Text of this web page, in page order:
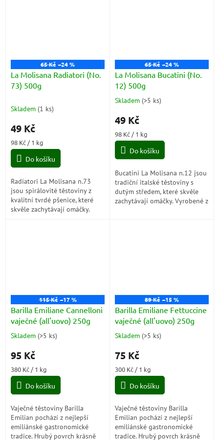
65 Kč –24 %
La Molisana Radiatori (No.
73) 500g
Skladem (1 ks)
49 Kč
Měrná
cena:
98 Kč / 1 kg
Do košíku
Radiatori La Molisana n.73
jsou spirálovité těstoviny z
kvalitní tvrdé pšenice, které
skvěle zachytávají omáčky.
65 Kč –24 %
La Molisana Bucatini (No.
12) 500g
Průměrné
produktu
5,0
5
Skladem (>5 ks)
49 Kč
Měrná
cena:
98 Kč / 1 kg
Do košíku
Bucatini La Molisana n.12 jsou
tradiční italské těstoviny s
dutým středem, které skvěle
zachytávají omáčky. Vyrobené z
115 Kč –17 %
Barilla Emiliane Cannelloni
vaječné (all'uovo) 250g
Průměrné
produktu
5,0
5
Skladem (>5 ks)
95 Kč
Měrná
cena:
380 Kč / 1 kg
Do košíku
Vaječné těstoviny Barilla
Emilian pochází z nejlepší
emiliánské gastronomické
tradice. Hrubý povrch krásně
89 Kč –15 %
Barilla Emiliane Fettuccine
vaječné (all'uovo) 250g
Průměrné
produktu
5,0
5
Skladem (>5 ks)
75 Kč
Měrná
cena:
300 Kč / 1 kg
Do košíku
Vaječné těstoviny Barilla
Emilian pochází z nejlepší
emiliánské gastronomické
tradice. Hrubý povrch krásně